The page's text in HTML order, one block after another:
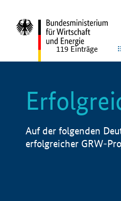
119 Einträge
Auf der folgenden
erfolgreicher GRW-